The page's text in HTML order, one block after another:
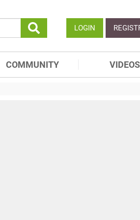
LOGIN
COMMUNITY VIDEOS